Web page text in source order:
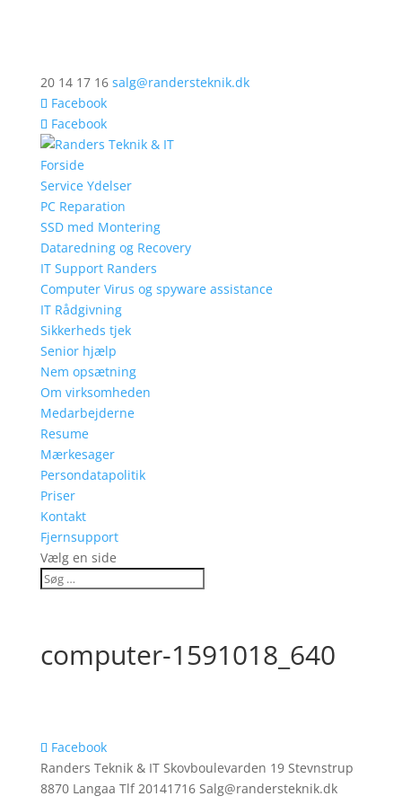
20 14 17 16 salg@randersteknik.dk
Facebook
Facebook
Forside
Service Ydelser
PC Reparation
SSD med Montering
Dataredning og Recovery
IT Support Randers
Computer Virus og spyware assistance
IT Rådgivning
Sikkerheds tjek
Senior hjælp
Nem opsætning
Om virksomheden
Medarbejderne
Resume
Mærkesager
Persondatapolitik
Priser
Kontakt
Fjernsupport
Vælg en side
computer-1591018_640
Facebook
Randers Teknik & IT Skovboulevarden 19 Stevnstrup
8870 Langaa Tlf 20141716 Salg@randersteknik.dk